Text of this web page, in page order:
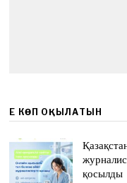
ЕҢ КӨП ОҚЫЛАТЫН
қосылды